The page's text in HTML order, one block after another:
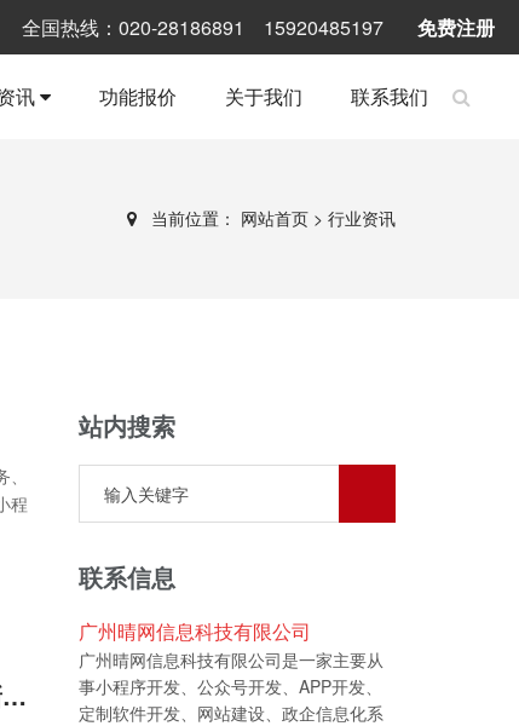
全国热线：020-28186891 15920485197 免费注册
讯 功能报价 关于我们 联系我们
当前位置： 网站首页 > 行业资讯
程
生鲜配送小程序系统开发，为用户提供便捷高效的生鲜购物新体验
站内搜索
联系信息
广州晴网信息科技有限公司
广州晴网信息科技有限公司是一家主要从
事小程序开发、公众号开发、APP开发、
定制软件开发、网站建设、政企信息化系